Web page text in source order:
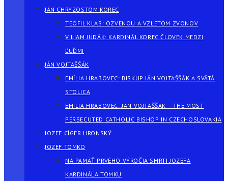
JÁN CHRYZOSTOM KOREC
TEOFIL KLAS: OZVENOU A VZLETOM ZVONOV
VILIAM JUDÁK: KARDINÁL KOREC ČLOVEK MEDZI
ĽUĎMI
JÁN VOJTAŠŠÁK
EMÍLIA HRABOVEC: BISKUP JÁN VOJTAŠŠÁK A SVÄTÁ
STOLICA
EMÍLIA HRABOVEC: JÁN VOJTAŠŠÁK – THE MOST
PERSECUTED CATHOLIC BISHOP IN CZECHOSLOVAKIA
JOZEF CÍGER HRONSKÝ
JOZEF TOMKO
NA PAMÄŤ PRVÉHO VÝROČIA SMRTI JOZEFA
KARDINÁLA TOMKU